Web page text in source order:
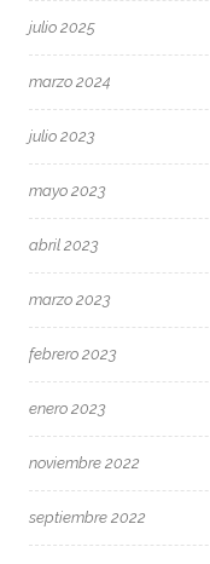
julio 2025
marzo 2024
julio 2023
mayo 2023
abril 2023
marzo 2023
febrero 2023
enero 2023
noviembre 2022
septiembre 2022